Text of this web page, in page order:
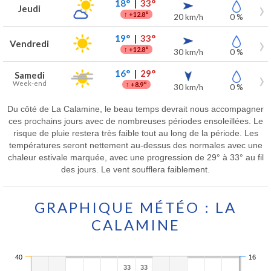
Jeudi 18°| 33°
↑ +12.8° 20 km/h 0 %
Vendredi 19°| 33°
↑ +12.8° 30 km/h 0 %
Samedi
Week-end
16°| 29°
↑ +8.9° 30 km/h 0 %
Du côté de La Calamine, le beau temps devrait nous accompagner
ces prochains jours avec de nombreuses périodes ensoleillées. Le
risque de pluie restera très faible tout au long de la période. Les
températures seront nettement au-dessus des normales avec une
chaleur estivale marquée, avec une progression de 29° à 33° au fil
des jours. Le vent soufflera faiblement.
GRAPHIQUE MÉTÉO : LA
CALAMINE
33
33 33
33
40 16